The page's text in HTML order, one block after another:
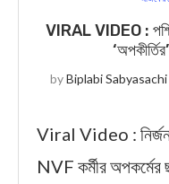
VIRAL VIDEO : পশ্চিম
byBiplabi Sabyasachi
Viral Video : নির্জন
NVF কর্মীর অপকর্মের